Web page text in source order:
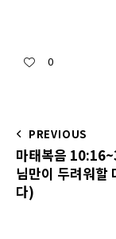
0
PREVIOUS
마태복음
님만이 두려워할
다)